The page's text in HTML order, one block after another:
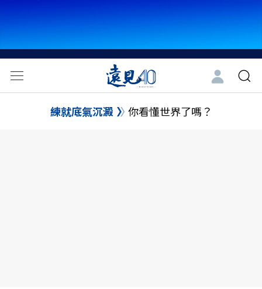
練就底氣沉澱 你看懂世界了嗎？